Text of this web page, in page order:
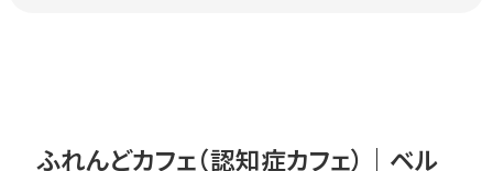
ふれんどカフェ（認知症カフェ）｜ベル